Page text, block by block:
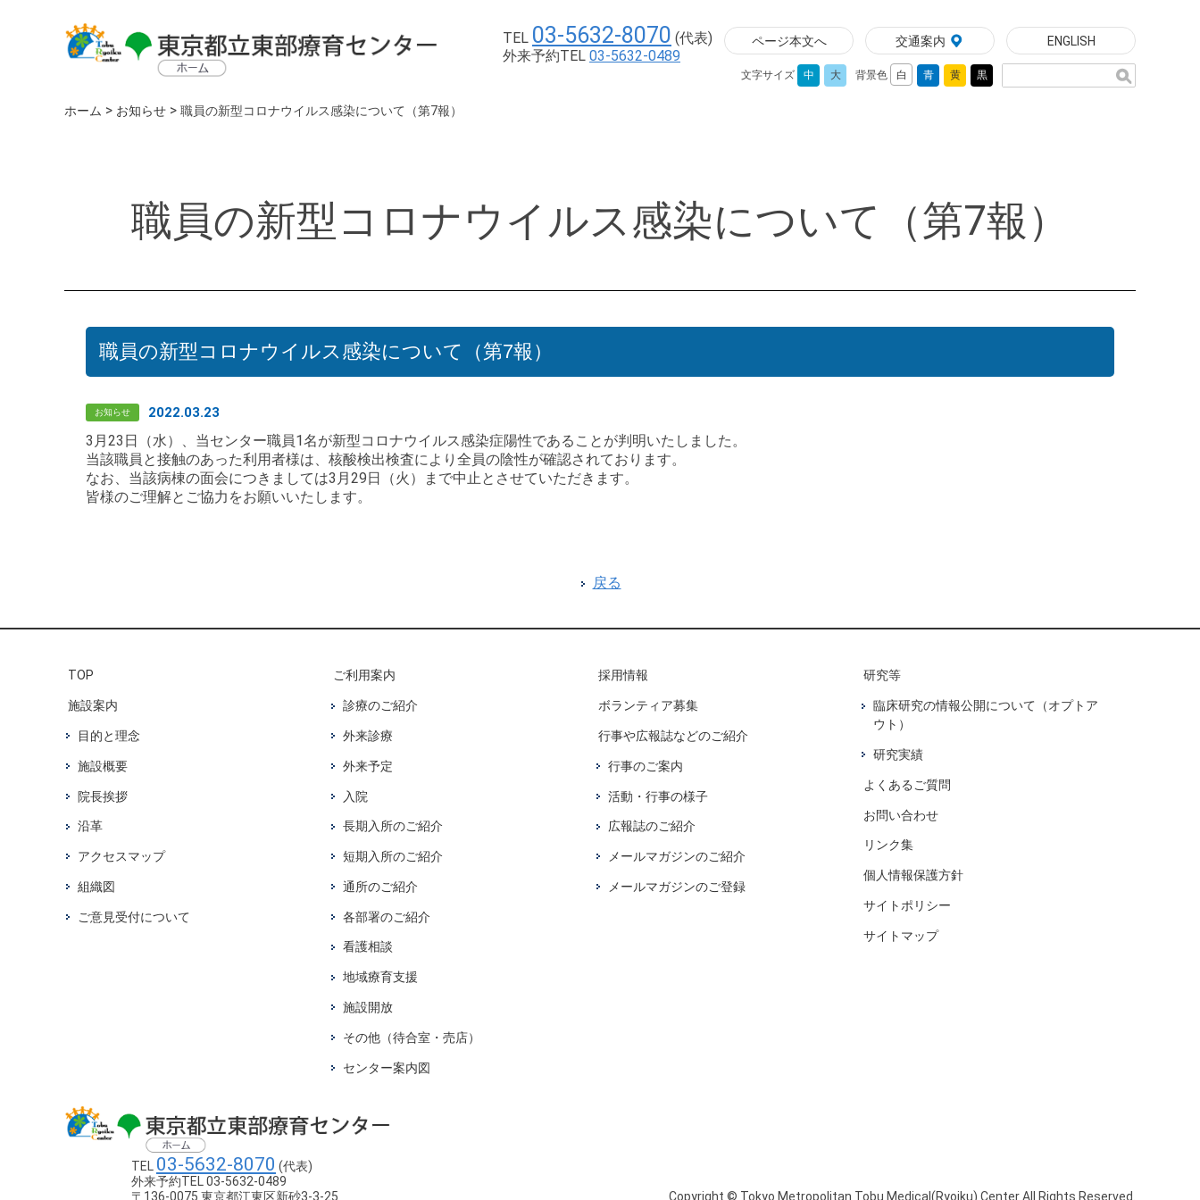
TEL 03-5632-8070 (代表)
外来予約TEL 03-5632-0489
ページ本文へ 交通案内 ENGLISH
文字サイズ 中 大 背景色 白 青 黄 黒
ホーム > お知らせ > 職員の新型コロナウイルス感染について（第7報）
職員の新型コロナウイルス感染について（第7報）
職員の新型コロナウイルス感染について（第7報）
お知らせ 2022.03.23
3月23日（水）、当センター職員1名が新型コロナウイルス感染症陽性であることが判明いたしました。
当該職員と接触のあった利用者様は、核酸検出検査により全員の陰性が確認されております。
なお、当該病棟の面会につきましては3月29日（火）まで中止とさせていただきます。
皆様のご理解とご協力をお願いいたします。
戻る
TOP
施設案内
目的と理念
施設概要
院長挨拶
沿革
アクセスマップ
組織図
ご意見受付について
ご利用案内
診療のご紹介
外来診療
外来予定
入院
長期入所のご紹介
短期入所のご紹介
通所のご紹介
各部署のご紹介
看護相談
地域療育支援
施設開放
その他（待合室・売店）
センター案内図
採用情報
ボランティア募集
行事や広報誌などのご紹介
行事のご案内
活動・行事の様子
広報誌のご紹介
メールマガジンのご紹介
メールマガジンのご登録
研究等
臨床研究の情報公開について（オプトア
ウト）
研究実績
よくあるご質問
お問い合わせ
リンク集
個人情報保護方針
サイトポリシー
サイトマップ
TEL 03-5632-8070 (代表)
外来予約TEL 03-5632-0489
〒136-0075 東京都江東区新砂3-3-25
Copyright © Tokyo Metropolitan Tobu Medical(Ryoiku) Center All Rights Reserved.